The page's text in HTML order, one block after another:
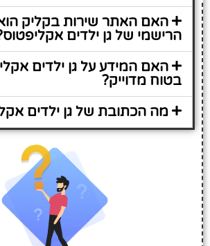
האם האתר שירות בקליק
הרישמי של גן ילדים אקליפטוס?
האם המידע על גן ילדים
בטוח מדוייק?
מה הכתובת של גן ילדים